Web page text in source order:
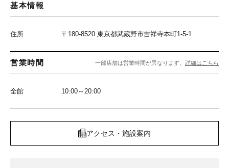
基本情報
住所 〒180-8520 東京都武蔵野市吉祥寺本町1-5-1
営業時間 一部店舗は営業時間が異なります。 詳細はこちら
全館 10:00～20:00
アクセス・施設案内